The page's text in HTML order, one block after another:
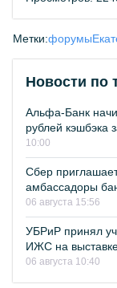
Метки:форумы
Новости по
Альфа-Банк
рублей кэшбэка
10:00
Сбер
амбассадоры
06 августа 15:56
УБРиР принял
ИЖС на
06 августа 10:40